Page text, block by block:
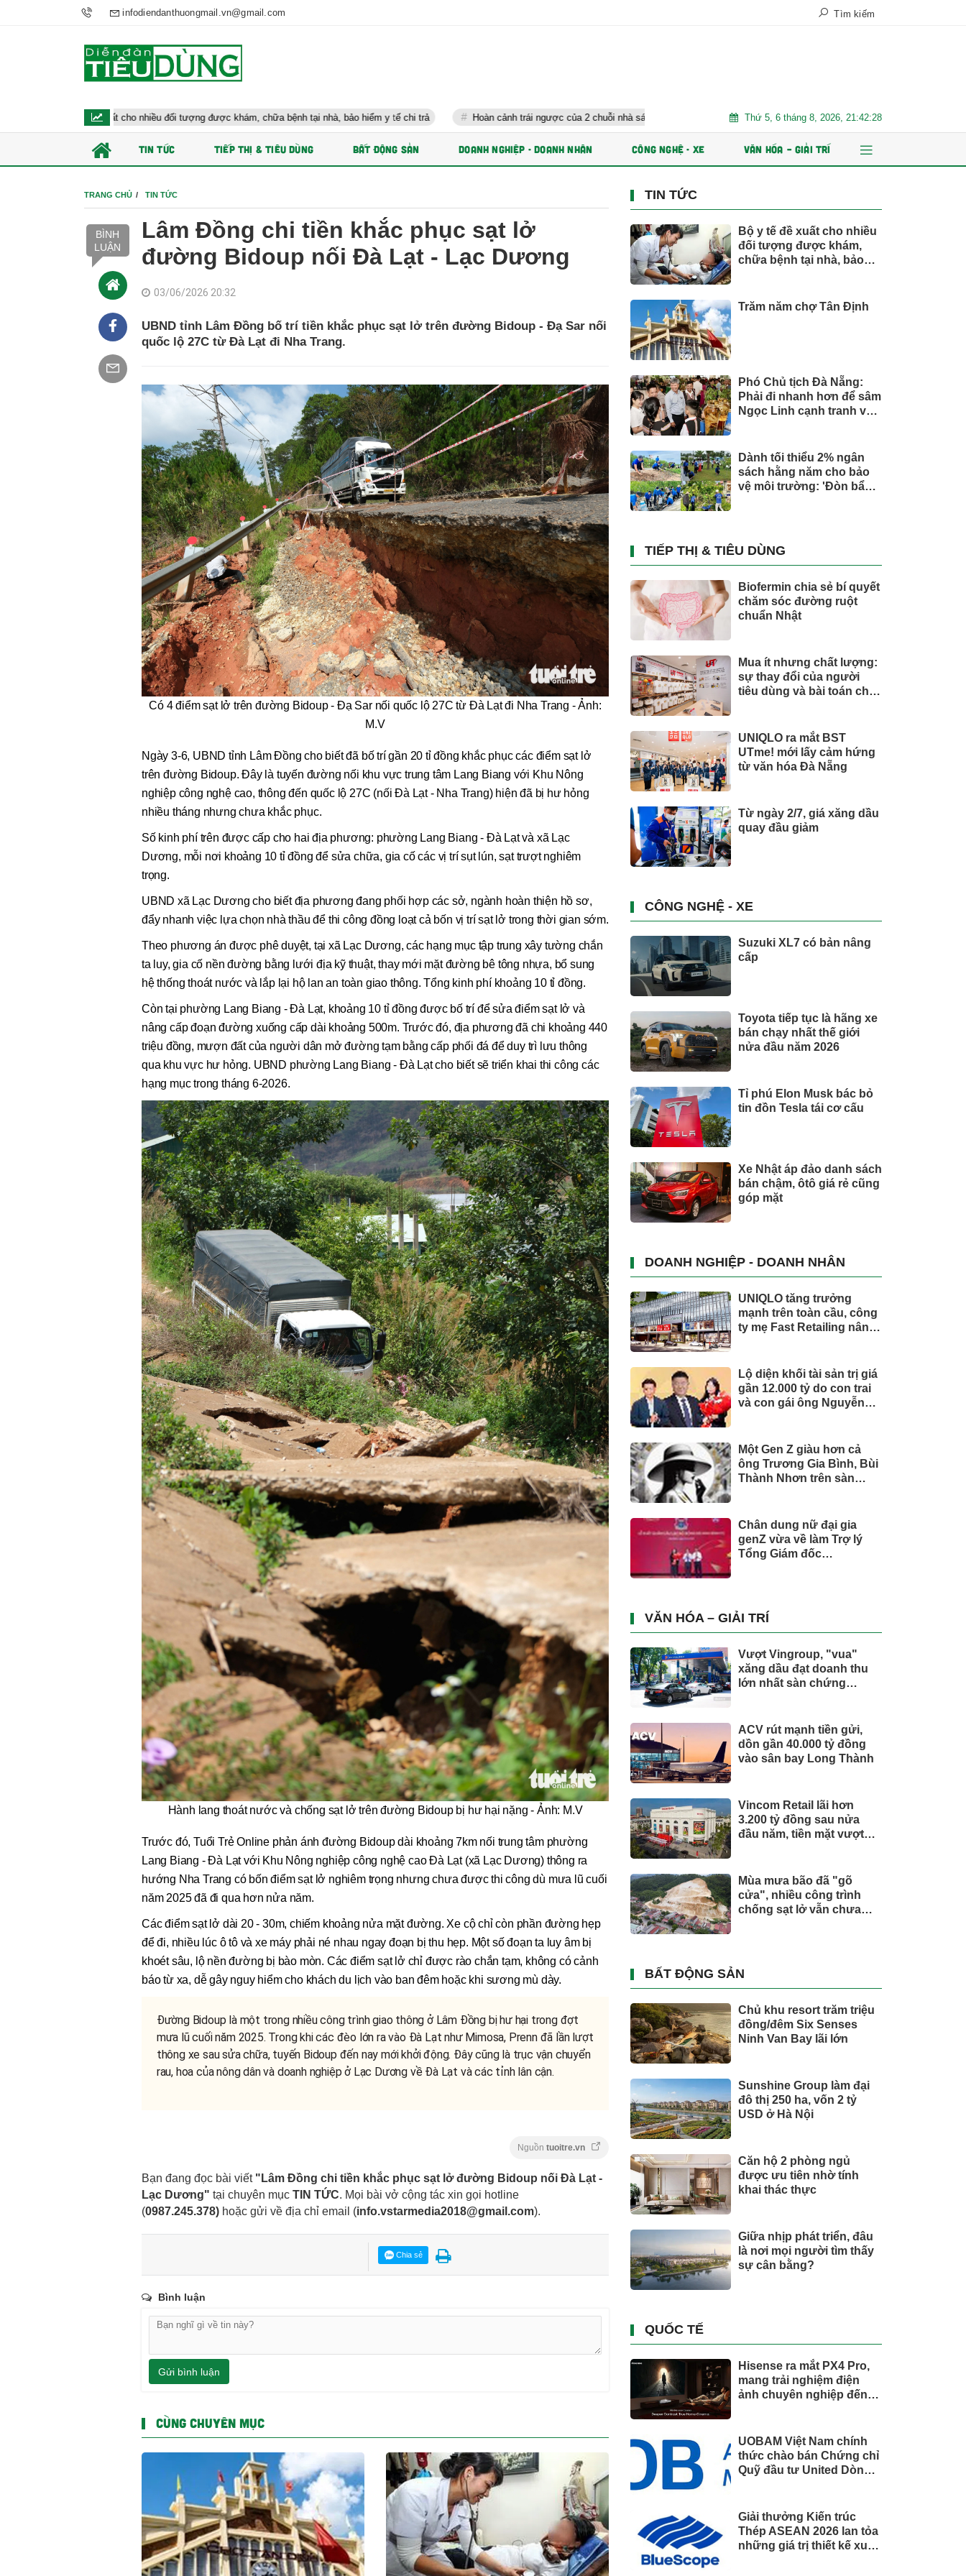
infodiendanthuongmail.vn@gmail.com Tìm kiếm
y tế đề xuất cho nhiều đối tượng được khám, chữa bệnh tại nhà, bảo hiểm y tế chi trả Hoàn cảnh trái ngược của 2 chuỗi nhà sách lớn nhất Việt Nam Trăm năm chợ Tân Định AI và dữ liệu định hình
Thứ 5, 6 tháng 8, 2026, 21:42:29
TIN TỨC TIẾP THỊ & TIÊU DÙNG BẤT ĐỘNG SẢN DOANH NGHIỆP - DOANH NHÂN CÔNG NGHỆ - XE VĂN HÓA – GIẢI TRÍ
TRANG CHỦ TIN TỨC
BÌNH
LUẬN
Lâm Đồng chi tiền khắc phục sạt lở
đường Bidoup nối Đà Lạt - Lạc Dương
03/06/2026 20:32
UBND tỉnh Lâm Đồng bố trí tiền khắc phục sạt lở trên đường Bidoup - Đạ Sar nối
quốc lộ 27C từ Đà Lạt đi Nha Trang.
Có 4 điểm sạt lở trên đường Bidoup - Đạ Sar nối quốc lộ 27C từ Đà Lạt đi Nha Trang - Ảnh:
M.V
Ngày 3-6, UBND tỉnh Lâm Đồng cho biết đã bố trí gần 20 tỉ đồng khắc phục các điểm sạt lở
trên đường Bidoup. Đây là tuyến đường nối khu vực trung tâm Lang Biang với Khu Nông
nghiệp công nghệ cao, thông đến quốc lộ 27C (nối Đà Lạt - Nha Trang) hiện đã bị hư hỏng
nhiều tháng nhưng chưa khắc phục.
Số kinh phí trên được cấp cho hai địa phương: phường Lang Biang - Đà Lạt và xã Lạc
Dương, mỗi nơi khoảng 10 tỉ đồng để sửa chữa, gia cố các vị trí sụt lún, sạt trượt nghiêm
trọng.
UBND xã Lạc Dương cho biết địa phương đang phối hợp các sở, ngành hoàn thiện hồ sơ,
đẩy nhanh việc lựa chọn nhà thầu để thi công đồng loạt cả bốn vị trí sạt lở trong thời gian sớm.
Theo phương án được phê duyệt, tại xã Lạc Dương, các hạng mục tập trung xây tường chắn
ta luy, gia cố nền đường bằng lưới địa kỹ thuật, thay mới mặt đường bê tông nhựa, bổ sung
hệ thống thoát nước và lắp lại hộ lan an toàn giao thông. Tổng kinh phí khoảng 10 tỉ đồng.
Còn tại phường Lang Biang - Đà Lạt, khoảng 10 tỉ đồng được bố trí để sửa điểm sạt lở và
nâng cấp đoạn đường xuống cấp dài khoảng 500m. Trước đó, địa phương đã chi khoảng 440
triệu đồng, mượn đất của người dân mở đường tạm bằng cấp phối đá để duy trì lưu thông
qua khu vực hư hỏng. UBND phường Lang Biang - Đà Lạt cho biết sẽ triển khai thi công các
hạng mục trong tháng 6-2026.
Hành lang thoát nước và chống sạt lở trên đường Bidoup bị hư hại nặng - Ảnh: M.V
Trước đó, Tuổi Trẻ Online phản ánh đường Bidoup dài khoảng 7km nối trung tâm phường
Lang Biang - Đà Lạt với Khu Nông nghiệp công nghệ cao Đà Lạt (xã Lạc Dương) thông ra
hướng Nha Trang có bốn điểm sạt lở nghiêm trọng nhưng chưa được thi công dù mưa lũ cuối
năm 2025 đã đi qua hơn nửa năm.
Các điểm sạt lở dài 20 - 30m, chiếm khoảng nửa mặt đường. Xe cộ chỉ còn phần đường hẹp
để đi, nhiều lúc ô tô và xe máy phải né nhau ngay đoạn bị thu hẹp. Một số đoạn ta luy âm bị
khoét sâu, lộ nền đường bị bào mòn. Các điểm sạt lở chỉ được rào chắn tạm, không có cảnh
báo từ xa, dễ gây nguy hiểm cho khách du lịch vào ban đêm hoặc khi sương mù dày.
Đường Bidoup là một trong nhiều công trình giao thông ở Lâm Đồng bị hư hại trong đợt
mưa lũ cuối năm 2025. Trong khi các đèo lớn ra vào Đà Lạt như Mimosa, Prenn đã lần lượt
thông xe sau sửa chữa, tuyến Bidoup đến nay mới khởi động. Đây cũng là trục vận chuyển
rau, hoa của nông dân và doanh nghiệp ở Lạc Dương về Đà Lạt và các tỉnh lân cận.
Nguồn tuoitre.vn
Bạn đang đọc bài viết "Lâm Đồng chi tiền khắc phục sạt lở đường Bidoup nối Đà Lạt -
Lạc Dương" tại chuyên mục TIN TỨC. Mọi bài vở cộng tác xin gọi hotline
(0987.245.378) hoặc gửi về địa chỉ email (info.vstarmedia2018@gmail.com).
Chia sẻ
Bình luận
Gửi bình luận
CÙNG CHUYÊN MỤC
TIN TỨC
Bộ y tế đề xuất cho nhiều
đối tượng được khám,
chữa bệnh tại nhà, bảo
Trăm năm chợ Tân Định
Phó Chủ tịch Đà Nẵng:
Phải đi nhanh hơn để sâm
Ngọc Linh cạnh tranh với
Dành tối thiểu 2% ngân
sách hằng năm cho bảo
vệ môi trường: 'Đòn bẩy'
TIẾP THỊ & TIÊU DÙNG
Biofermin chia sẻ bí quyết
chăm sóc đường ruột
chuẩn Nhật
Mua ít nhưng chất lượng:
sự thay đổi của người
tiêu dùng và bài toán cho
UNIQLO ra mắt BST
UTme! mới lấy cảm hứng
từ văn hóa Đà Nẵng
Từ ngày 2/7, giá xăng dầu
quay đầu giảm
CÔNG NGHỆ - XE
Suzuki XL7 có bản nâng
cấp
Toyota tiếp tục là hãng xe
bán chạy nhất thế giới
nửa đầu năm 2026
Tỉ phú Elon Musk bác bỏ
tin đồn Tesla tái cơ cấu
Xe Nhật áp đảo danh sách
bán chậm, ôtô giá rẻ cũng
góp mặt
DOANH NGHIỆP - DOANH NHÂN
UNIQLO tăng trưởng
mạnh trên toàn cầu, công
ty mẹ Fast Retailing nâng
Lộ diện khối tài sản trị giá
gần 12.000 tỷ do con trai
và con gái ông Nguyễn
Một Gen Z giàu hơn cả
ông Trương Gia Bình, Bùi
Thành Nhơn trên sàn
Chân dung nữ đại gia
genZ vừa về làm Trợ lý
Tổng Giám đốc
trụ, nắm giữ khối tài sản
hàng nghìn tỷ
VĂN HÓA – GIẢI TRÍ
Vượt Vingroup, "vua"
xăng dầu đạt doanh thu
lớn nhất sàn chứng
ACV rút mạnh tiền gửi,
dồn gần 40.000 tỷ đồng
vào sân bay Long Thành
Vincom Retail lãi hơn
3.200 tỷ đồng sau nửa
đầu năm, tiền mặt vượt
Mùa mưa bão đã "gõ
cửa", nhiều công trình
chống sạt lở vẫn chưa
BẤT ĐỘNG SẢN
Chủ khu resort trăm triệu
đồng/đêm Six Senses
Ninh Van Bay lãi lớn
Sunshine Group làm đại
đô thị 250 ha, vốn 2 tỷ
USD ở Hà Nội
Căn hộ 2 phòng ngủ
được ưu tiên nhờ tính
khai thác thực
Giữa nhịp phát triển, đâu
là nơi mọi người tìm thấy
sự cân bằng?
QUỐC TẾ
Hisense ra mắt PX4 Pro,
mang trải nghiệm điện
ảnh chuyên nghiệp đến
UOBAM Việt Nam chính
thức chào bán Chứng chỉ
Quỹ đầu tư United Dòng
Giải thưởng Kiến trúc
Thép ASEAN 2026 lan tỏa
những giá trị thiết kế xuất